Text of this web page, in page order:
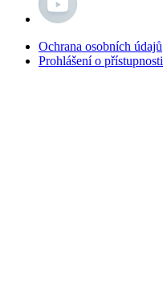
Ochrana osobních údajů
Prohlášení o přístupnosti